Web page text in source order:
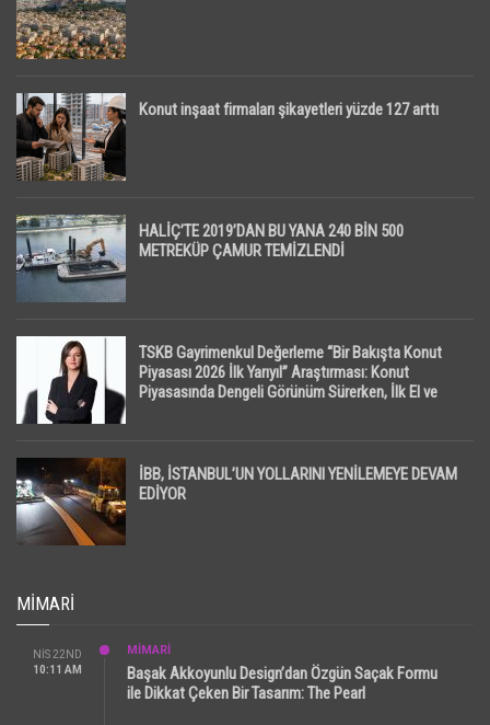
Konut inşaat firmaları şikayetleri yüzde 127 arttı
HALİÇ’TE 2019’DAN BU YANA 240 BİN 500
METREKÜP ÇAMUR TEMİZLENDİ
TSKB Gayrimenkul Değerleme “Bir Bakışta Konut
Piyasası 2026 İlk Yarıyıl” Araştırması: Konut
Piyasasında Dengeli Görünüm Sürerken, İlk El ve
İBB, İSTANBUL’UN YOLLARINI YENİLEMEYE DEVAM
EDİYOR
MIMARI
NIS 22ND
10:11 AM
MİMARİ
Başak Akkoyunlu Design’dan Özgün Saçak Formu
ile Dikkat Çeken Bir Tasarım: The Pearl